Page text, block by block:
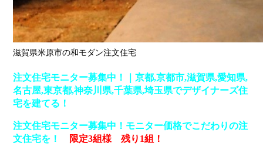
滋賀県米原市の和モダン注文住宅
注文住宅モニター募集中！｜京都,京都市,滋賀県,愛知県,
名古屋,東京都,神奈川県,千葉県,埼玉県でデザイナーズ住
宅を建てる！
注文住宅モニター募集中！ モニター価格でこだわりの注
文住宅を！
限定3組様残り1組！